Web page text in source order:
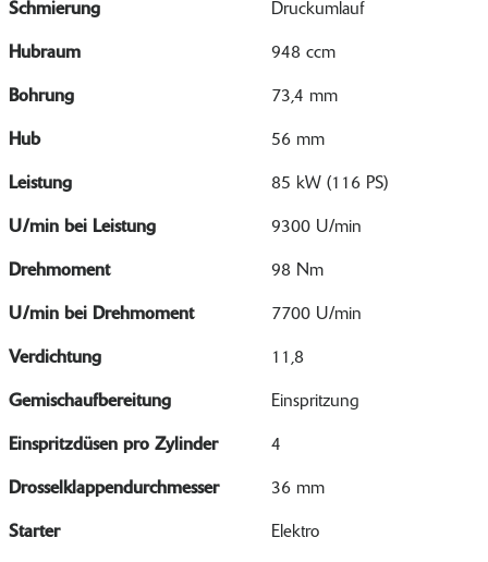
Schmierung Druckumlauf
Hubraum 948 ccm
Bohrung 73,4 mm
Hub 56 mm
Leistung 85 kW (116 PS)
U/min bei Leistung 9300 U/min
Drehmoment 98 Nm
U/min bei Drehmoment 7700 U/min
Verdichtung 11,8
Gemischaufbereitung Einspritzung
Einspritzdüsen pro Zylinder 4
Drosselklappendurchmesser 36 mm
Starter Elektro